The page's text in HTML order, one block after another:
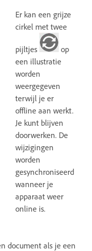
Er kan een grijze
cirkel met twee
pijltjes
op
een illustratie
worden
weergegeven
terwijl je er
offline aan werkt.
Je kunt blijven
doorwerken. De
wijzigingen
worden
gesynchroniseerd
wanneer je
apparaat weer
online is.
document als je een